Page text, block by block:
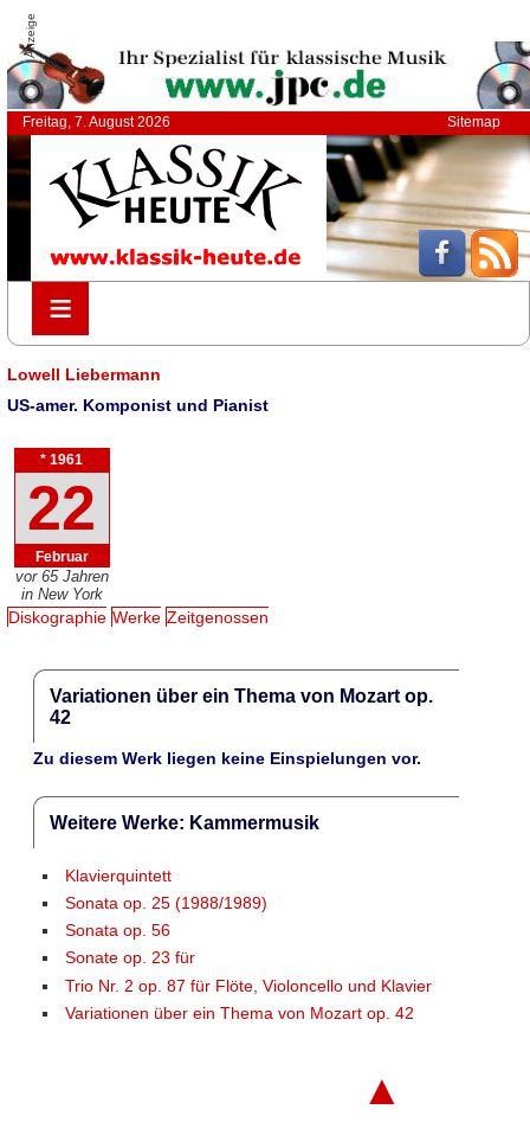
Anzeige
Freitag, 7. August 2026 Sitemap
≡
≡
Lowell Liebermann
US-amer. Komponist und Pianist
* 1961
22
Februar
vor 65 Jahren
in New York
Diskographie Werke Zeitgenossen
Variationen über ein Thema von Mozart op.
42
Zu diesem Werk liegen keine Einspielungen vor.
Weitere Werke: Kammermusik
Klavierquintett
Sonata op. 25 (1988/1989)
Sonata op. 56
Sonate op. 23 für
Trio Nr. 2 op. 87 für Flöte, Violoncello und Klavier
Variationen über ein Thema von Mozart op. 42
▲